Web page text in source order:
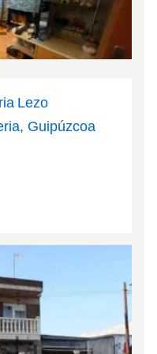
Lezo
Guipúzcoa